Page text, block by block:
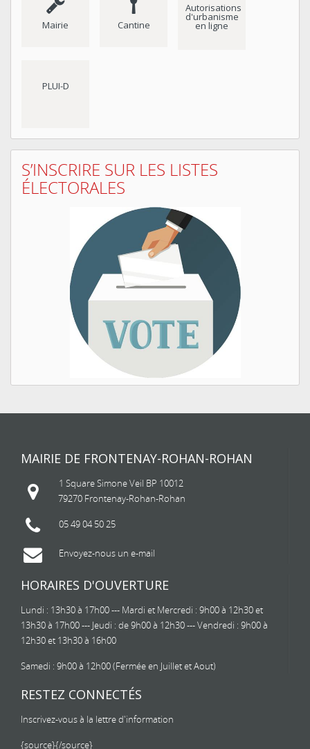
Mairie Cantine
Autorisations
d'urbanisme
en ligne
PLUI-D
S’INSCRIRE SUR LES LISTES
ÉLECTORALES
MAIRIE DE FRONTENAY-ROHAN-ROHAN
1 Square Simone Veil BP 10012
79270 Frontenay-Rohan-Rohan
05 49 04 50 25
Envoyez-nous un e-mail
HORAIRES D'OUVERTURE
Lundi : 13h30 à 17h00 --- Mardi et Mercredi : 9h00 à 12h30 et
13h30 à 17h00 --- Jeudi : de 9h00 à 12h30 --- Vendredi : 9h00 à
12h30 et 13h30 à 16h00
Samedi : 9h00 à 12h00 (Fermée en Juillet et Aout)
RESTEZ CONNECTÉS
Inscrivez-vous à la lettre d'information
{source}{/source}